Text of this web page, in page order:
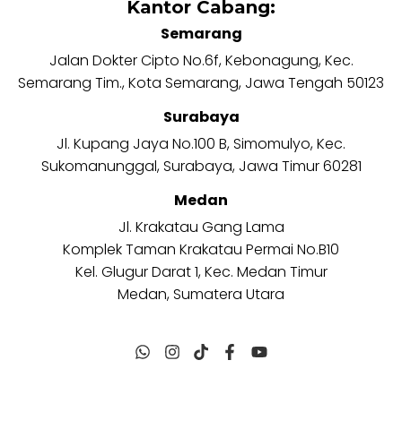
Kantor Cabang:
Semarang
Jalan Dokter Cipto No.6f, Kebonagung, Kec.
Semarang Tim., Kota Semarang, Jawa Tengah 50123
Surabaya
Jl. Kupang Jaya No.100 B, Simomulyo, Kec.
Sukomanunggal, Surabaya, Jawa Timur 60281
Medan
Jl. Krakatau Gang Lama
Komplek Taman Krakatau Permai No.B10
Kel. Glugur Darat 1, Kec. Medan Timur
Medan, Sumatera Utara